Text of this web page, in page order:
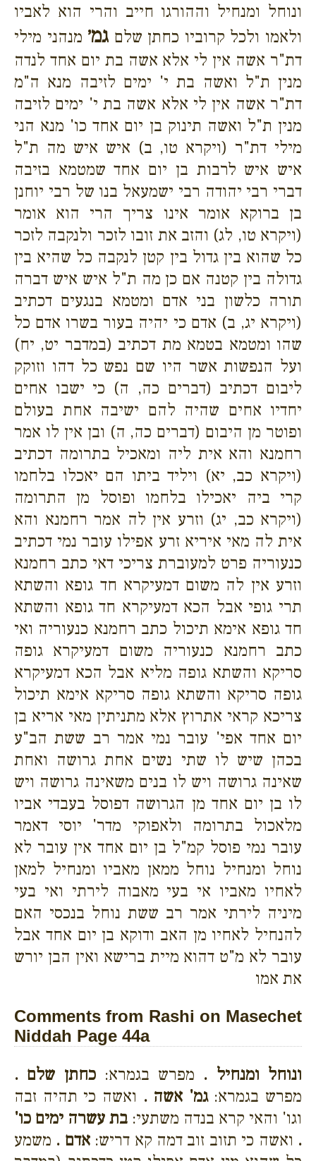
ונוחל ומנחיל וההורגו חייב והרי הוא לאביו
ולאמו ולכל קרוביו כחתן שלם גמ׳ מנהני מילי
דת"ר אשה אין לי אלא אשה בת יום אחד לנדה
מנין ת"ל ואשה בת י' ימים לזיבה מנא ה"מ
דת"ר אשה אין לי אלא אשה בת י' ימים לזיבה
מנין ת"ל ואשה תינוק בן יום אחד כו' מנא הני
מילי דת"ר (ויקרא טו, ב) איש איש מה ת"ל
איש איש לרבות בן יום אחד שמטמא בזיבה
דברי רבי יהודה רבי ישמעאל בנו של רבי יוחנן
בן ברוקא אומר אינו צריך הרי הוא אומר
(ויקרא טו, לג) והזב את זובו לזכר ולנקבה לזכר
כל שהוא בין גדול בין קטן לנקבה כל שהיא בין
גדולה בין קטנה אם כן מה ת"ל איש איש דברה
תורה כלשון בני אדם ומטמא בנגעים דכתיב
(ויקרא יג, ב) אדם כי יהיה בעור בשרו אדם כל
שהו ומטמא בטמא מת דכתיב (במדבר יט, יח)
ועל הנפשות אשר היו שם נפש כל דהו וזוקק
ליבום דכתיב (דברים כה, ה) כי ישבו אחים
יחדיו אחים שהיה להם ישיבה אחת בעולם
ופוטר מן היבום (דברים כה, ה) ובן אין לו אמר
רחמנא והא אית ליה ומאכיל בתרומה דכתיב
(ויקרא כב, יא) ויליד ביתו הם יאכלו בלחמו
קרי ביה יאכילו בלחמו ופוסל מן התרומה
(ויקרא כב, יג) וזרע אין לה אמר רחמנא והא
אית לה מאי איריא זרע אפילו עובר נמי דכתיב
כנעוריה פרט למעוברת צריכי דאי כתב רחמנא
וזרע אין לה משום דמעיקרא חד גופא והשתא
תרי גופי אבל הכא דמעיקרא חד גופא והשתא
חד גופא אימא תיכול כתב רחמנא כנעוריה ואי
כתב רחמנא כנעוריה משום דמעיקרא גופה
סריקא והשתא גופה מליא אבל הכא דמעיקרא
גופה סריקא והשתא גופה סריקא אימא תיכול
צריכא קראי אתרוץ אלא מתניתין מאי אריא בן
יום אחד אפי' עובר נמי אמר רב ששת הב"ע
בכהן שיש לו שתי נשים אחת גרושה ואחת
שאינה גרושה ויש לו בנים משאינה גרושה ויש
לו בן יום אחד מן הגרושה דפוסל בעבדי אביו
מלאכול בתרומה ולאפוקי מדר' יוסי דאמר
עובר נמי פוסל קמ"ל בן יום אחד אין עובר לא
נוחל ומנחיל נוחל ממאן מאביו ומנחיל למאן
לאחיו מאביו אי בעי מאבוה לירתי ואי בעי
מיניה לירתי אמר רב ששת נוחל בנכסי האם
להנחיל לאחיו מן האב ודוקא בן יום אחד אבל
עובר לא מ"ט דהוא מיית ברישא ואין הבן יורש
את אמו
Comments from Rashi on Masechet
Niddah Page 44a
ונוחל ומנחיל . מפרש בגמרא:כחתן שלם .
מפרש בגמרא:גמ' אשה . ואשה כי תהיה זבה
וגו' והאי קרא בנדה משתעי: בת עשרה ימים כו'
. ואשה כי תזוב זוב דמה קא דריש:אדם . משמע